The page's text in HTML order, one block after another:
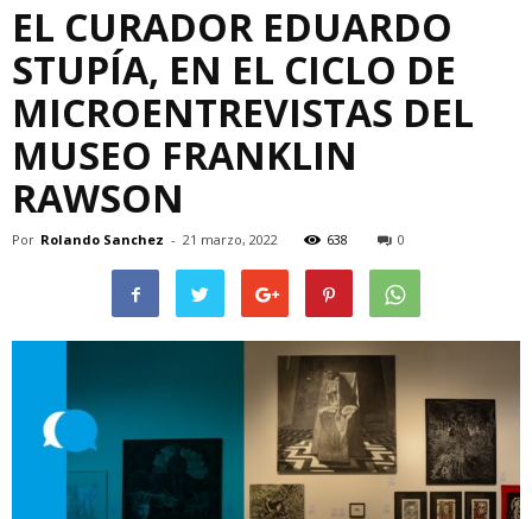
EL CURADOR EDUARDO
STUPÍA, EN EL CICLO DE
MICROENTREVISTAS DEL
MUSEO FRANKLIN
RAWSON
Por Rolando Sanchez - 21 marzo, 2022 638 0